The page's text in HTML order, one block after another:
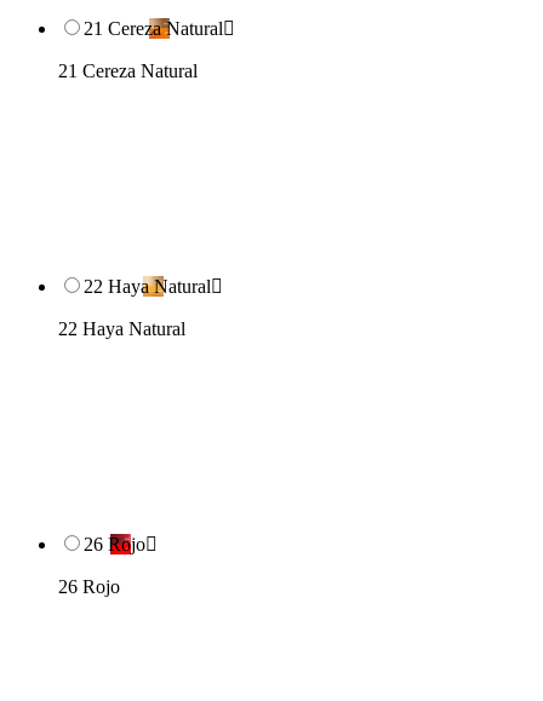
21 Cereza Natural
21 Cereza Natural
22 Haya Natural
22 Haya Natural
26 Rojo
26 Rojo